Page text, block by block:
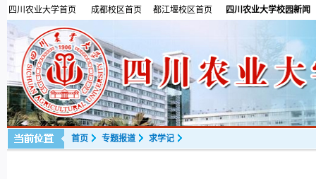
四川农业大学首页 成都校区首页 都江堰校区首页 四川农业大学校园新闻
首页 专题报道 求学记